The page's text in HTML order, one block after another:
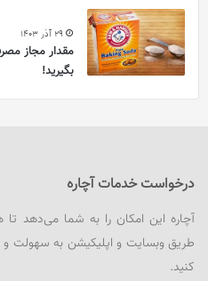
29 آذر 1403
مقدار مجاز
بگیرید!
درخواست خدمات آچاره
آچاره این امکان را به شما می‌دهد
طریق وبسایت و اپلیکیشن به سهولت
کنید.